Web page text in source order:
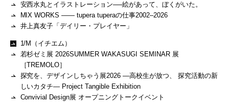
安西水丸とイラストレーション──絵があって、ぼくがいた。
MIX WORKS —— tupera tuperaの仕事2002–2026
井上真友子「デイリー・プレイヤー」
1/M（イチエム）
若杉ゼミ展 2026SUMMER WAKASUGI SEMINAR 展
［TREMOLO］
探究を、デザインしちゃう展2026 ―高校生が放つ、 探究活動の新
しいカタチ― Project Tangible Exhibition
Convivial Design展 オープニングトークイベント